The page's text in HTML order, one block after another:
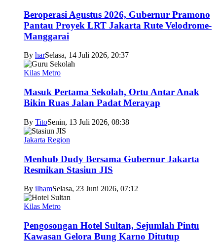
Beroperasi Agustus 2026, Gubernur Pramono
Pantau Proyek LRT Jakarta Rute Velodrome-
Manggarai
By harSelasa, 14 Juli 2026, 20:37
Kilas Metro
Masuk Pertama Sekolah, Ortu Antar Anak
Bikin Ruas Jalan Padat Merayap
By TitoSenin, 13 Juli 2026, 08:38
Jakarta Region
Menhub Dudy Bersama Gubernur Jakarta
Resmikan Stasiun JIS
By ilhamSelasa, 23 Juni 2026, 07:12
Kilas Metro
Pengosongan Hotel Sultan, Sejumlah Pintu
Kawasan Gelora Bung Karno Ditutup